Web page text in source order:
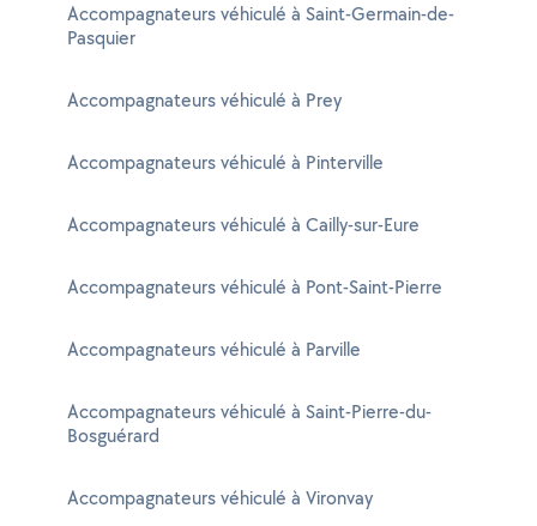
Accompagnateurs véhiculé à Saint-Germain-de-
Pasquier
Accompagnateurs véhiculé à Prey
Accompagnateurs véhiculé à Pinterville
Accompagnateurs véhiculé à Cailly-sur-Eure
Accompagnateurs véhiculé à Pont-Saint-Pierre
Accompagnateurs véhiculé à Parville
Accompagnateurs véhiculé à Saint-Pierre-du-
Bosguérard
Accompagnateurs véhiculé à Vironvay